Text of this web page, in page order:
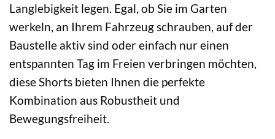
Langlebigkeit legen. Egal, ob Sie im Garten
werkeln, an Ihrem Fahrzeug schrauben, auf der
Baustelle aktiv sind oder einfach nur einen
entspannten Tag im Freien verbringen möchten,
diese Shorts bieten Ihnen die perfekte
Kombination aus Robustheit und
Bewegungsfreiheit.